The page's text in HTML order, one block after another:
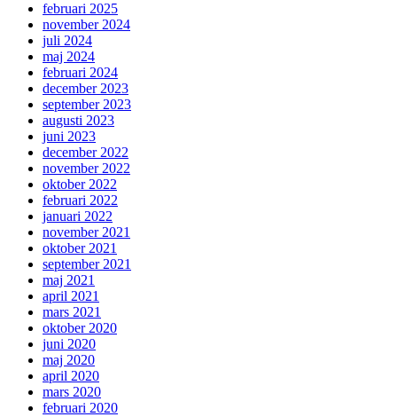
februari 2025
november 2024
juli 2024
maj 2024
februari 2024
december 2023
september 2023
augusti 2023
juni 2023
december 2022
november 2022
oktober 2022
februari 2022
januari 2022
november 2021
oktober 2021
september 2021
maj 2021
april 2021
mars 2021
oktober 2020
juni 2020
maj 2020
april 2020
mars 2020
februari 2020